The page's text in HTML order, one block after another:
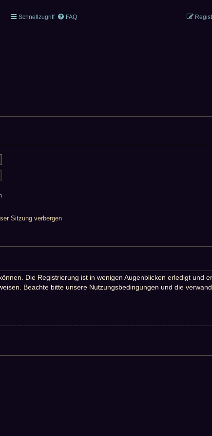
Schnellzugriff FAQ
Sitzung verbergen
Die Registrierung ist in wenigen Augenblicken erledigt und
Beachte bitte unsere Nutzungsbedingungen und die